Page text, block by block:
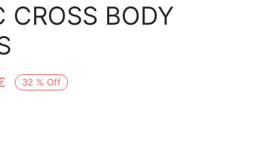
CROSS BODY
32 % Off
Current